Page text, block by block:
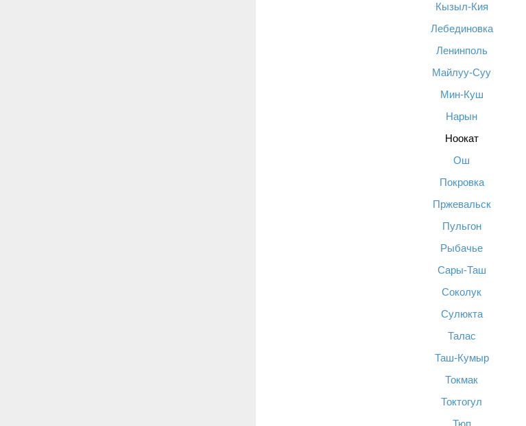
Кызыл-Кия
Лебединовка
Ленинполь
Майлуу-Суу
Мин-Куш
Нарын
Ноокат
Ош
Покровка
Пржевальск
Пульгон
Рыбачье
Сары-Таш
Соколук
Сулюкта
Талас
Таш-Кумыр
Токмак
Токтогул
Тюп